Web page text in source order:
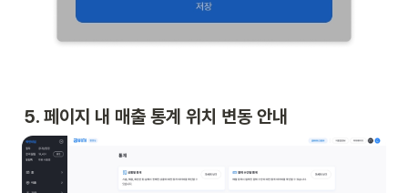
5. 페이지 내 매출 통계 위치 변동 안내